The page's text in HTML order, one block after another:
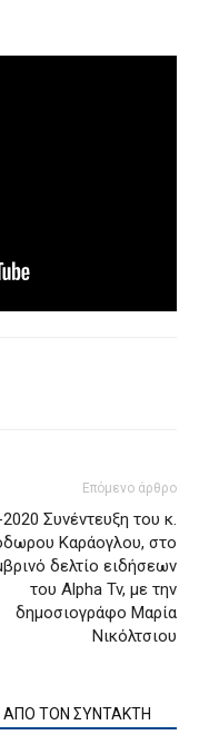
Επόμενο άρθρο
Συνέντευξη του κ.
Καράογλου, στο
δελτίο ειδήσεων
του Alpha Tv, με την
δημοσιογράφο Μαρία
Νικόλτσιου
ΑΠΟ ΤΟΝ ΣΥΝΤΑΚΤΗ